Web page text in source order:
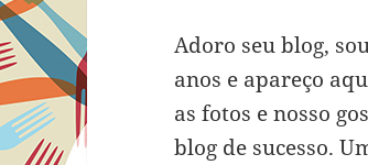
Adoro seu blog,
anos e apareço
as fotos e nosso
blog de sucesso.